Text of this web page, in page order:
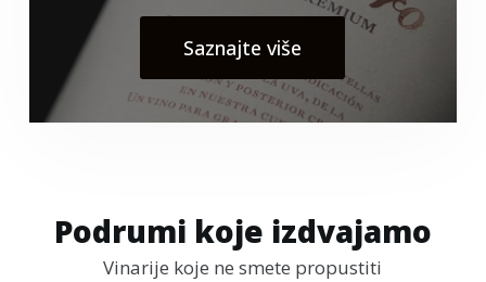
Saznajte više
Podrumi koje izdvajamo
Vinarije koje ne smete propustiti